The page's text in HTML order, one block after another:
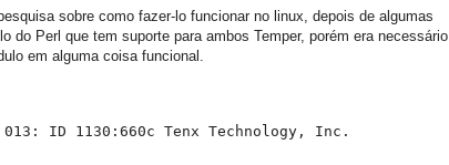
sobre como fazer-lo funcionar no linux, depois de algumas
do Perl que tem suporte para ambos Temper, porém era necessário
em alguma coisa funcional.
013: ID 1130:660c Tenx Technology, Inc.